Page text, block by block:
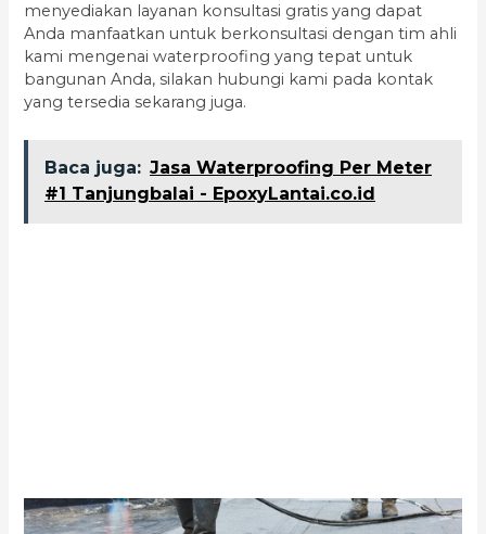
menyediakan layanan konsultasi gratis yang dapat
Anda manfaatkan untuk berkonsultasi dengan tim ahli
kami mengenai waterproofing yang tepat untuk
bangunan Anda, silakan hubungi kami pada kontak
yang tersedia sekarang juga.
Baca juga: Jasa Waterproofing Per Meter
#1 Tanjungbalai - EpoxyLantai.co.id